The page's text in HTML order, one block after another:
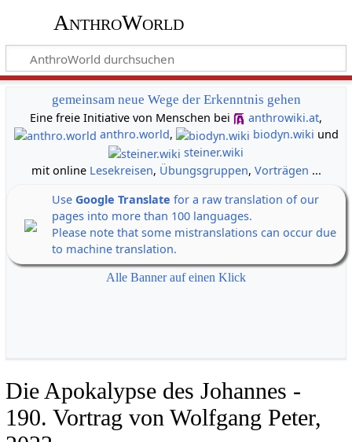
AnthroWorld
gemeinsam neue Wege der Erkenntnis gehen
Eine freie Initiative von Menschen bei
anthrowiki.at,
anthro.world, biodyn.wiki und
steiner.wiki
mit online Lesekreisen, Übungsgruppen, Vorträgen ...
Use Google Translate for a raw translation of our
pages into more than 100 languages.
Please note that some mistranslations can occur due
to machine translation.
Alle Banner auf einen Klick
Die Apokalypse des Johannes -
190. Vortrag von Wolfgang Peter,